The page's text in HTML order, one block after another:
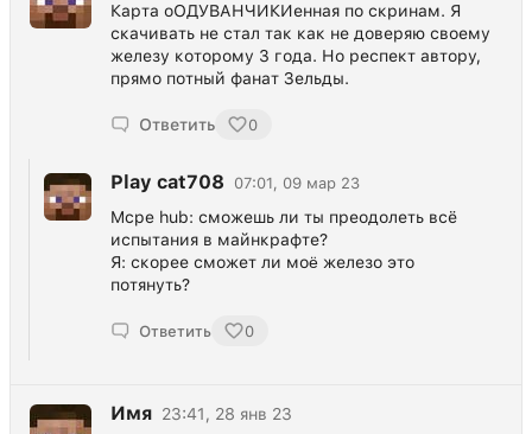
Карта оОДУВАНЧИКИенная по скринам. Я
скачивать не стал так как не доверяю своему
железу которому 3 года. Но респект автору,
прямо потный фанат Зельды.
Ответить 0
Play cat708 07:01, 09 мар 23
Mcpe hub: сможешь ли ты преодолеть всё
испытания в майнкрафте?
Я: скорее сможет ли моë железо это
потянуть?
Ответить 0
Имя 23:41, 28 янв 23